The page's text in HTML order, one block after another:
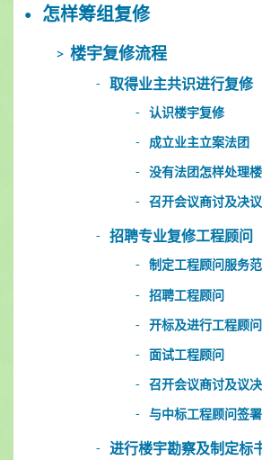
怎样筹组复修
楼宇复修流程
取得业主共识进行复修
认识楼宇复修
成立业主立案法团
没有法团怎样处理
召开会议商讨及决
招聘专业复修工程顾问
制定工程顾问服务
招聘工程顾问
开标及进行工程顾
面试工程顾问
召开会议商讨及议
与中标工程顾问签
进行楼宇勘察及制定标